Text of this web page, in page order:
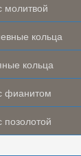
молитвой
кольца
кольца
фианитом
позолотой